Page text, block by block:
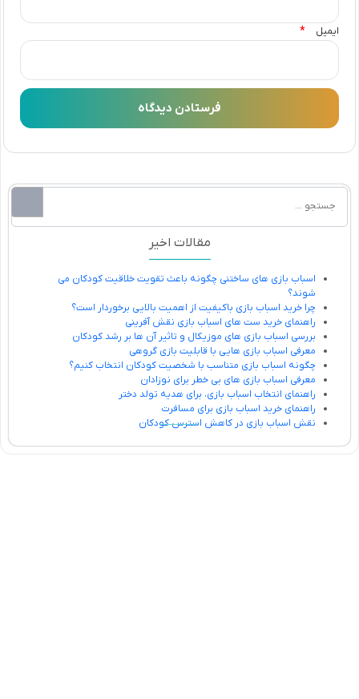
ایمیل *
مقالات اخیر
اسباب بازی های ساختنی چگونه باعث تقویت خلاقیت کودکان می
شوند؟
چرا خرید اسباب بازی باکیفیت از اهمیت بالایی برخوردار است؟
راهنمای خرید ست های اسباب بازی نقش آفرینی
بررسی اسباب بازی های موزیکال و تاثیر آن ها بر رشد کودکان
معرفی اسباب بازی هایی با قابلیت بازی گروهی
چگونه اسباب بازی متناسب با شخصیت کودکان انتخاب کنیم؟
معرفی اسباب بازی های بی خطر برای نوزادان
راهنمای انتخاب اسباب بازی، برای هدیه تولد دختر
راهنمای خرید اسباب بازی برای مسافرت
نقش اسباب بازی در کاهش استرس کودکان